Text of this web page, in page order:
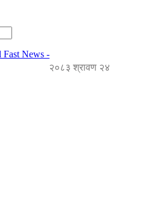
Fast News -
२०८३ श्रावण २४